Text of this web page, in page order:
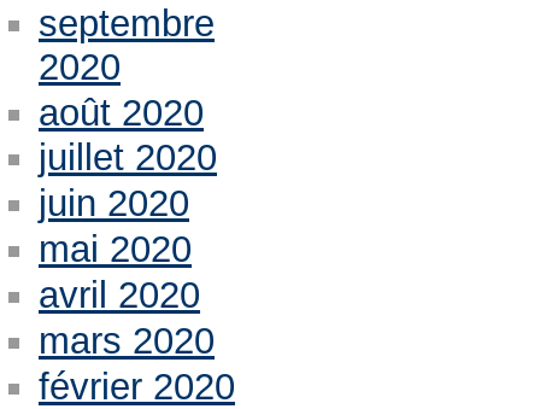
septembre
2020
août 2020
juillet 2020
juin 2020
mai 2020
avril 2020
mars 2020
février 2020